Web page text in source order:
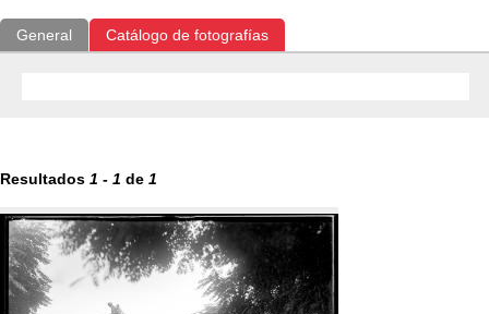
General Catálogo de fotografías
Resultados 1 - 1 de 1